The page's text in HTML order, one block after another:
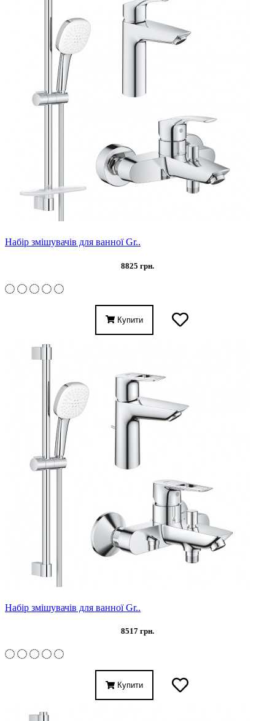
Набір змішувачів для ванної Gr..
8825 грн.
Купити
Набір змішувачів для ванної Gr..
8517 грн.
Купити